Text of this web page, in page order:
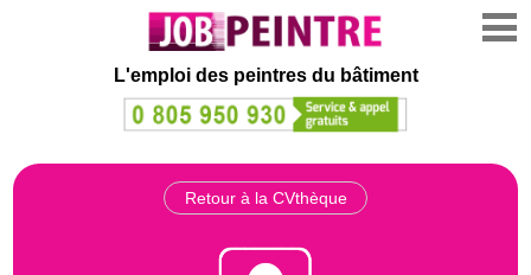
L'emploi des peintres du bâtiment
Retour à la CVthèque